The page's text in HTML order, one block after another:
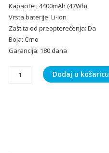
Kapacitet: 4400mAh (47Wh)
Vrsta baterije: Li-ion
Zaštita od preopterećenja: Da
Boja: Crno
Garancija: 180 dana
Baterija
za
Dodaj u košaricu